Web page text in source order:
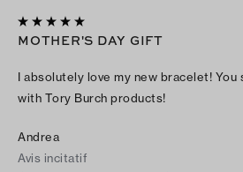
MOTHER'S DAY GIFT
I absolutely love my new bracelet! You
with Tory Burch products!
Andrea
Avis incitatif